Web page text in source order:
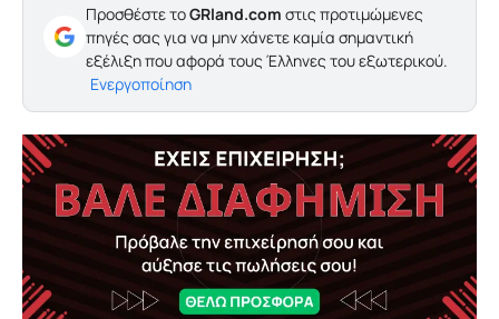
Προσθέστε τοGRland.com στις προτιμώμενες
πηγές σας για να μην χάνετε καμία σημαντική
εξέλιξη που αφορά τους Έλληνες του εξωτερικού.
Ενεργοποίηση